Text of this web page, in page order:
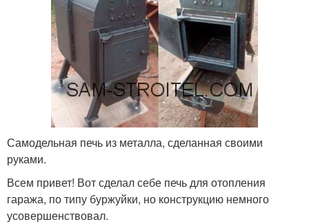
Самодельная печь из металла, сделанная своими
руками.
Всем привет! Вот сделал себе печь для отопления
гаража, по типу буржуйки, но конструкцию немного
усовершенствовал.